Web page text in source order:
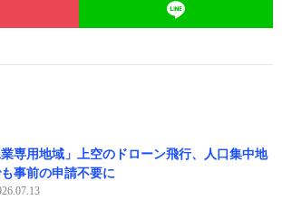
業専用地域」上空のドローン飛行、人口集中地
事前の申請不要に